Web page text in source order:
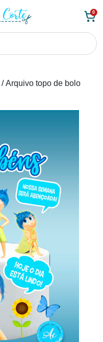
0
/ Arquivo topo de bolo